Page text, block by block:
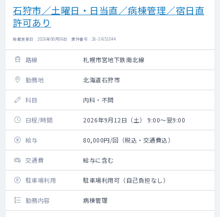
石狩市／土曜日・日当直／病棟管理／宿日直
許可あり
掲載更新日 : 2026年08月06日 案件番号 : 26-SI651044
路線 札幌市営地下鉄南北線
勤務地 北海道石狩市
科目 内科・不問
日程/時間 2026年9月12日（土） 9:00～翌9:00
給与 80,000円/回（税込・交通費込）
交通費 給与に含む
駐車場利用 駐車場利用可（自己負担なし）
勤務内容 病棟管理